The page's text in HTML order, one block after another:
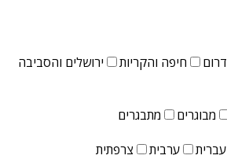
דרום חיפה והקריות ירושלים והסביבה
מבוגרים
מתבגרים
עברית ערבית צרפתית